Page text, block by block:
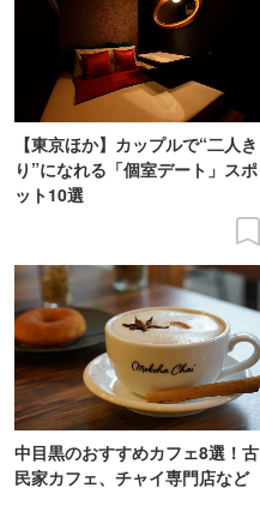
【東京ほか】カップルで“二人き
り”になれる「個室デート」スポ
ット10選
中目黒のおすすめカフェ8選！古
民家カフェ、チャイ専門店など